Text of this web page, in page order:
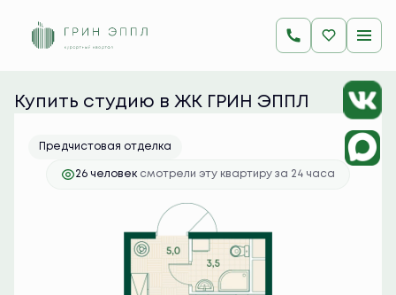
Студия27.8 м
6 922 200 руб.
Ипотека от 27 513 руб./мес.
Купить студию в ЖК ГРИН ЭППЛ
Предчистовая отделка
26 человек смотрели эту квартиру за 24 часа